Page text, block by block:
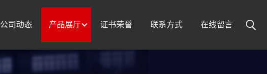
公司动态 产品展厅 证书荣誉 联系方式 在线留言